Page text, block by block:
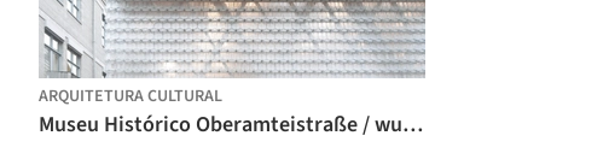
ARQUITETURA CULTURAL
Museu Histórico Oberamteistraße / wulf architekten